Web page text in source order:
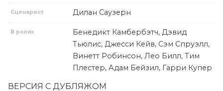
Сценарист Дилан Саузерн
В ролях
Бенедикт Камбербэтч, Дэвид
Тьюлис, Джесси Кейв, Сэм Спруэлл,
Винетт Робинсон, Лео Билл, Тим
Плестер, Адам Бейзил, Гарри Купер
ВЕРСИЯ С ДУБЛЯЖОМ